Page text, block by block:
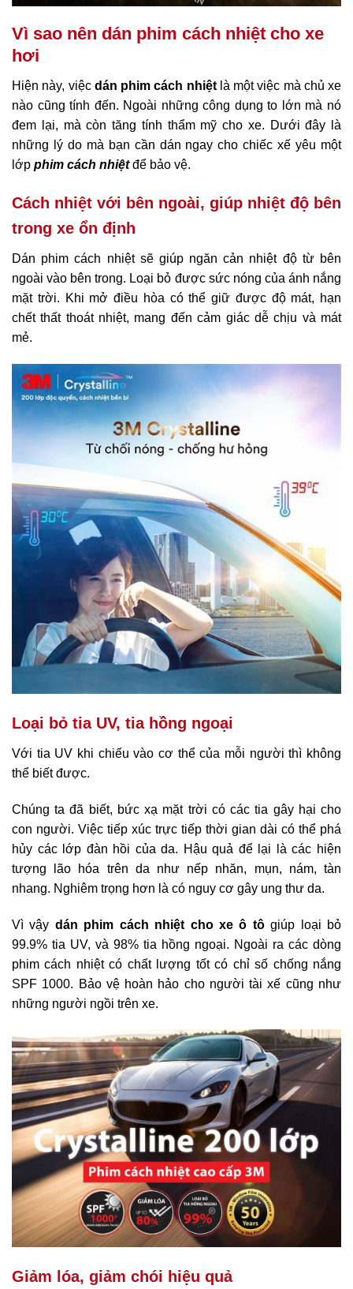
Vì sao nên dán phim cách nhiệt cho xe
hơi
Hiện này, việc dán phim cách nhiệtlà một việc mà chủ xe
nào cũng tính đến. Ngoài những công dụng to lớn mà nó
đem lại, mà còn tăng tính thẩm mỹ cho xe. Dưới đây là
những lý do mà bạn cần dán ngay cho chiếc xế yêu một
lớp phim cách nhiệtđể bảo vệ.
Cách nhiệt với bên ngoài, giúp nhiệt độ bên
trong xe ổn định
Dán phim cách nhiệt sẽ giúp ngăn cản nhiệt độ từ bên
ngoài vào bên trong. Loại bỏ được sức nóng của ánh nắng
mặt trời. Khi mở điều hòa có thể giữ được độ mát, hạn
chết thất thoát nhiệt, mang đến cảm giác dễ chịu và mát
mẻ.
Loại bỏ tia UV, tia hồng ngoại
Với tia UV khi chiếu vào cơ thể của mỗi người thì không
thể biết được.
Chúng ta đã biết, bức xạ mặt trời có các tia gây hại cho
con người. Việc tiếp xúc trực tiếp thời gian dài có thể phá
hủy các lớp đàn hồi của da. Hậu quả để lại là các hiện
tượng lão hóa trên da như nếp nhăn, mụn, nám, tàn
nhang. Nghiêm trọng hơn là có nguy cơ gây ung thư da.
Vì vậy dán phim cách nhiệt cho xe ô tôgiúp loại bỏ
99.9% tia UV, và 98% tia hồng ngoại. Ngoài ra các dòng
phim cách nhiệt có chất lượng tốt có chỉ số chống nắng
SPF 1000. Bảo vệ hoàn hảo cho người tài xế cũng như
những người ngồi trên xe.
Giảm lóa, giảm chói hiệu quả